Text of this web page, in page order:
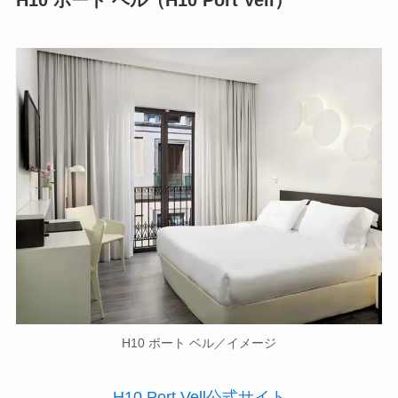
H10 ポート ベル／イメージ